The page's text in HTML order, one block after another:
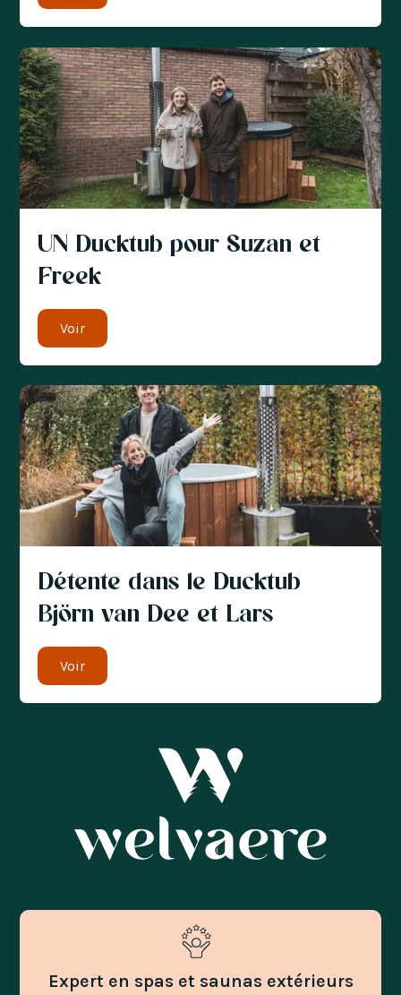
UN Ducktub pour Suzan et
Freek
Voir
Détente dans le Ducktub
Björn van Dee et Lars
Voir
Expert en spas et saunas extérieurs